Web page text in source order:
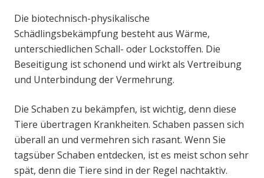
Die biotechnisch-physikalische
Schädlingsbekämpfung besteht aus Wärme,
unterschiedlichen Schall- oder Lockstoffen. Die
Beseitigung ist schonend und wirkt als Vertreibung
und Unterbindung der Vermehrung.
Die Schaben zu bekämpfen, ist wichtig, denn diese
Tiere übertragen Krankheiten. Schaben passen sich
überall an und vermehren sich rasant. Wenn Sie
tagsüber Schaben entdecken, ist es meist schon sehr
spät, denn die Tiere sind in der Regel nachtaktiv.